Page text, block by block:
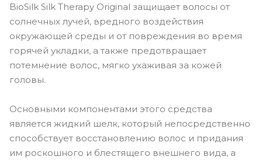
BioSilk Silk Therapy Original защищает волосы от
солнечных лучей, вредного воздействия
окружающей среды и от повреждения во время
горячей укладки, а также предотвращает
потемнение волос, мягко ухаживая за кожей
головы.
Основными компонентами этого средства
является жидкий шелк, который непосредственно
способствует восстановлению волос и придания
им роскошного и блестящего внешнего вида, а